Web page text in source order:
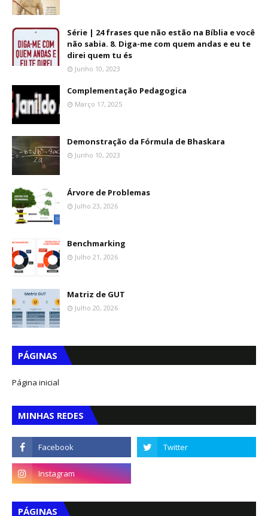
Série | 24 frases que não estão na Bíblia e você
não sabia. 8. Diga-me com quem andas e eu te
direi quem tu és
Junho 10, 2023
Complementação Pedagogica
Março 17, 2025
Demonstração da Fórmula de Bhaskara
Junho 10, 2023
Árvore de Problemas
Julho 23, 2026
Benchmarking
Julho 21, 2026
Matriz de GUT
Julho 20, 2026
PÁGINAS
Página inicial
MINHAS REDES
PÁGINAS